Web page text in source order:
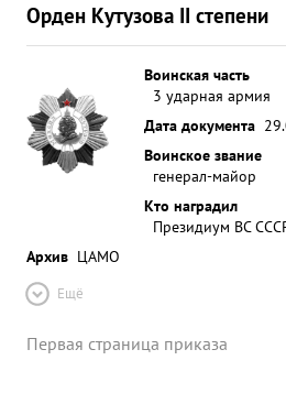
Орден Кутузова II степени
Воинская часть
3 ударная армия
Дата документа
Воинское звание
генерал-майор
Кто наградил
Президиум ВС
Архив ЦАМО
Ещё
Первая страница приказа